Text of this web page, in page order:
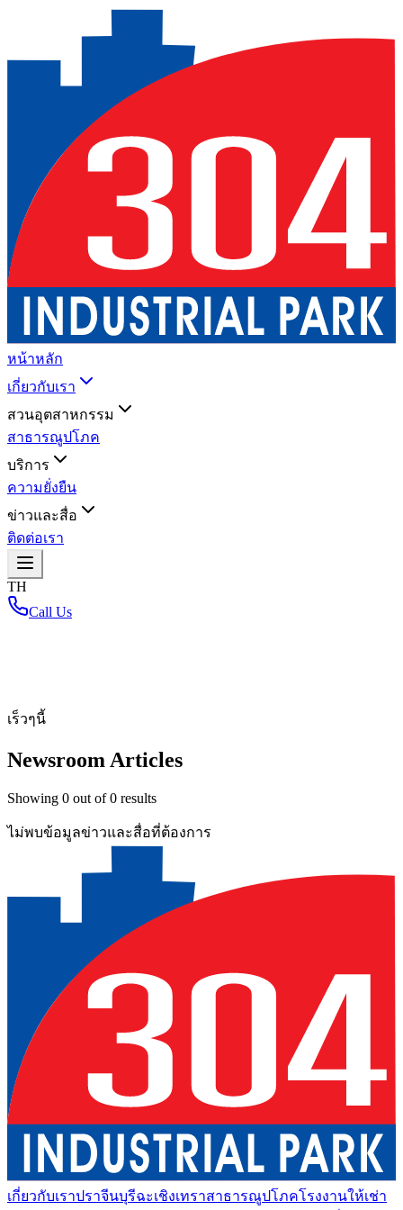
หน้าหลัก
เกี่ยวกับเรา
สวนอุตสาหกรรม
สาธารณูปโภค
บริการ
ความยั่งยืน
ข่าวและสื่อ
ติดต่อเรา
TH
Call Us
เร็วๆนี้
Newsroom Articles
Showing 0 out of0 results
ไม่พบข้อมูลข่าวและสื่อที่ต้องการ
เกี่ยวกับเราปราจีนบุรีฉะเชิงเทราสาธารณูปโภคโรงงานให้เช่า